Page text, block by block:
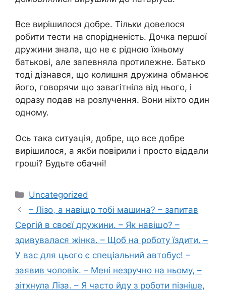
Все вирішилося добре. Тільки довелося
робити тести на спорідненість. Дочка першої
дружини знала, що не є рідною їхньому
батькові, але запевняла протилежне. Батько
тоді дізнався, що колишня дружина обманює
його, говорячи що завагітніла від нього, і
одразу подав на розлучення. Вони ніхто один
одному.
Ось така ситуація, добре, що все добре
вирішилося, а якби повірили і просто віддали
гроші? Будьте обачні!
Категорії
Uncategorized
– Лізо, а навіщо тобі машина? – запитав
Сергій в своєї дружини. – Як навіщо? –
здивувалася жінка. – Щоб на роботу їздити. –
У вас для цього є спеціальний автобус! –
заявив чоловік. – Мені незручно на ньому, –
зітхнула Ліза. – Я часто йду з роботи пізніше,